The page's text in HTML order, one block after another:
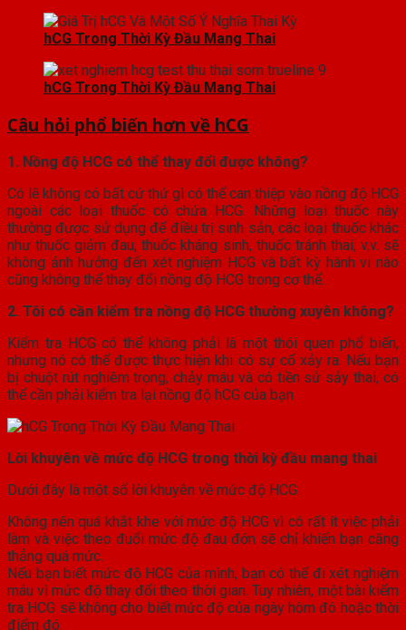
hCG Trong Thời Kỳ Đầu Mang Thai
hCG Trong Thời Kỳ Đầu Mang Thai
Câu hỏi phổ biến hơn về hCG
1. Nồng độ HCG có thể thay đổi được không?
Có lẽ không có bất cứ thứ gì có thể can thiệp vào nồng độ HCG
ngoài các loại thuốc có chứa HCG. Những loại thuốc này
thường được sử dụng để điều trị sinh sản, các loại thuốc khác
như thuốc giảm đau, thuốc kháng sinh, thuốc tránh thai, v.v. sẽ
không ảnh hưởng đến xét nghiệm HCG và bất kỳ hành vi nào
cũng không thể thay đổi nồng độ HCG trong cơ thể.
2. Tôi có cần kiểm tra nồng độ HCG thường xuyên không?
Kiểm tra HCG có thể không phải là một thói quen phổ biến,
nhưng nó có thể được thực hiện khi có sự cố xảy ra. Nếu bạn
bị chuột rút nghiêm trọng, chảy máu và có tiền sử sảy thai, có
thể cần phải kiểm tra lại nồng độ hCG của bạn.
Lời khuyên về mức độ HCG trong thời kỳ đầu mang thai
Dưới đây là một số lời khuyên về mức độ HCG:
Không nên quá khắt khe với mức độ HCG vì có rất ít việc phải
làm và việc theo đuổi mức độ đau đớn sẽ chỉ khiến bạn căng
thẳng quá mức.
Nếu bạn biết mức độ HCG của mình, bạn có thể đi xét nghiệm
máu vì mức độ thay đổi theo thời gian. Tuy nhiên, một bài kiểm
tra HCG sẽ không cho biết mức độ của ngày hôm đó hoặc thời
điểm đó.